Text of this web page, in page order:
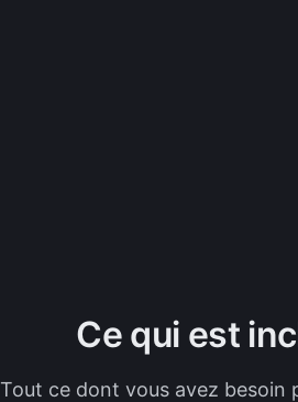
Ce qui est
Tout ce dont vous avez